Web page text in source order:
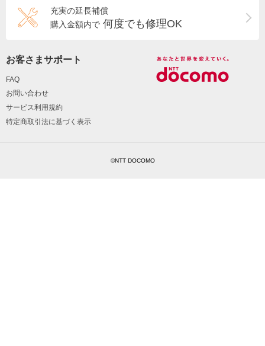
充実の延長補償
購入金額内で 何度でも修理OK
お客さまサポート
FAQ
お問い合わせ
サービス利用規約
特定商取引法に基づく表示
©NTT DOCOMO